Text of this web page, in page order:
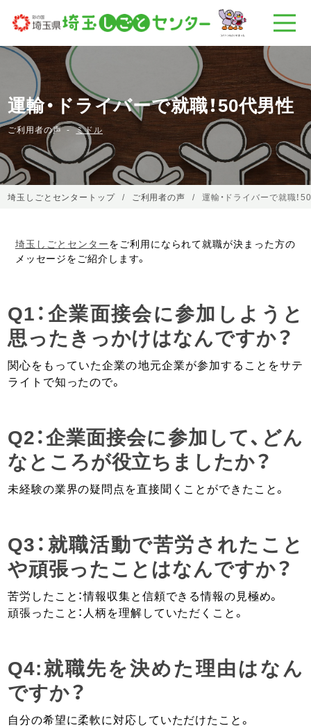
運輸・ドライバーで就職！50代男性
ご利用者の声 ミドル
埼玉しごとセンタートップ ご利用者の声 運輸・ドライバーで就職！
埼玉しごとセンターをご利用になられて就職が決まった方の
メッセージをご紹介します。
Q1：企業面接会に参加しようと
思ったきっかけはなんですか？
関心をもっていた企業の地元企業が参加することをサテ
ライトで知ったので。
Q2：企業面接会に参加して、どん
なところが役立ちましたか？
未経験の業界の疑問点を直接聞くことができたこと。
Q3：就職活動で苦労されたこと
や頑張ったことはなんですか？
苦労したこと：情報収集と信頼できる情報の見極め。
頑張ったこと：人柄を理解していただくこと。
Q4:就職先を決めた理由はなん
ですか？
自分の希望に柔軟に対応していただけたこと。